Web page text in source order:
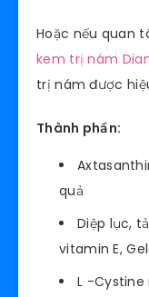
Hoặc nếu quan
kem trị nám
trị nám được
Thành phần:
quả
Diệp lục,
vitamin E,
L -